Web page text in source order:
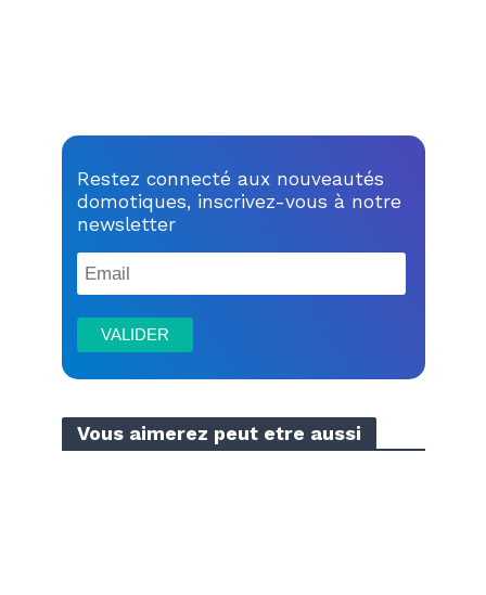
Restez connecté aux nouveautés
domotiques, inscrivez-vous à notre
newsletter
Vous aimerez peut etre aussi